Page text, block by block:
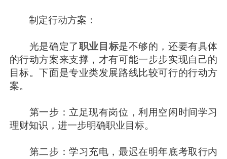
制定行动方案：
光是确定了职业目标是不够的，还要有具体
的行动方案来支撑，才有可能一步步实现自己的
目标。下面是专业类发展路线比较可行的行动方
案。
第一步：立足现有岗位，利用空闲时间学习
理财知识，进一步明确职业目标。
第二步：学习充电，最迟在明年底考取行内